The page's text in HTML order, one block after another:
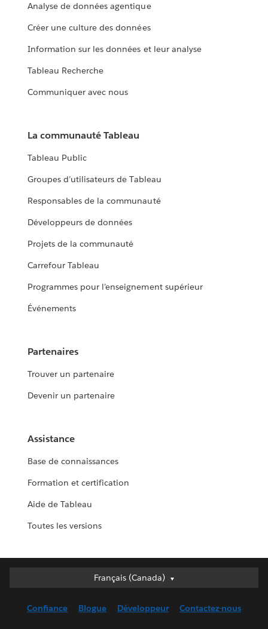
Analyse de données agentique
Créer une culture des données
Information sur les données et leur analyse
Tableau Recherche
Communiquer avec nous
La communauté Tableau
Tableau Public
Groupes d’utilisateurs de Tableau
Responsables de la communauté
Développeurs de données
Projets de la communauté
Carrefour Tableau
Programmes pour l’enseignement supérieur
Événements
Partenaires
Trouver un partenaire
Devenir un partenaire
Assistance
Base de connaissances
Formation et certification
Aide de Tableau
Toutes les versions
Français (Canada)
Français (Canada)
English (UK)
Confiance Blogue Développeur Contactez-nous